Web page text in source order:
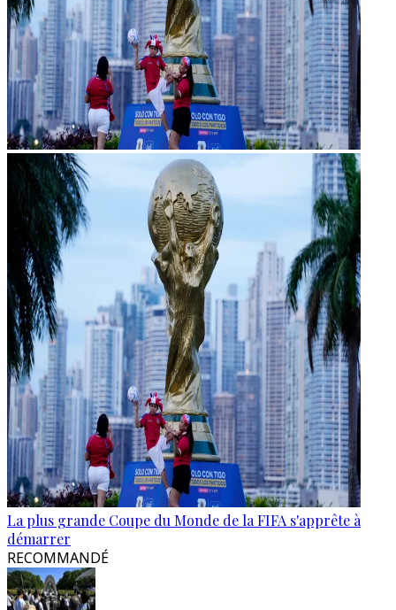
La plus grande Coupe du Monde de la FIFA s'apprête à
démarrer
RECOMMANDÉ